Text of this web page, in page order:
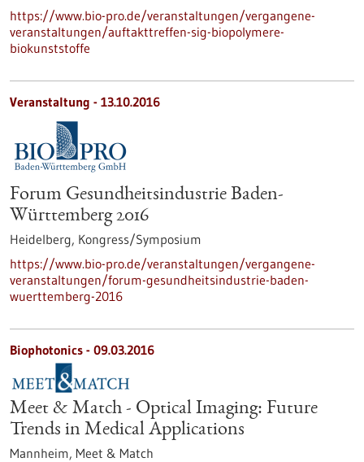
https://www.bio-pro.de/veranstaltungen/vergangene-
veranstaltungen/auftakttreffen-sig-biopolymere-
biokunststoffe
Veranstaltung - 13.10.2016
Forum Gesundheitsindustrie Baden-
Württemberg 2016
Heidelberg, Kongress/Symposium
https://www.bio-pro.de/veranstaltungen/vergangene-
veranstaltungen/forum-gesundheitsindustrie-baden-
wuerttemberg-2016
Biophotonics - 09.03.2016
Meet & Match - Optical Imaging: Future
Trends in Medical Applications
Mannheim, Meet & Match